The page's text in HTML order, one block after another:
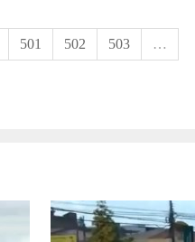
501 502 503 …